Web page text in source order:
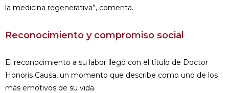
la medicina regenerativa”, comenta.
Reconocimiento y compromiso social
El reconocimiento a su labor llegó con el título de Doctor
Honoris Causa, un momento que describe como uno de los
más emotivos de su vida.